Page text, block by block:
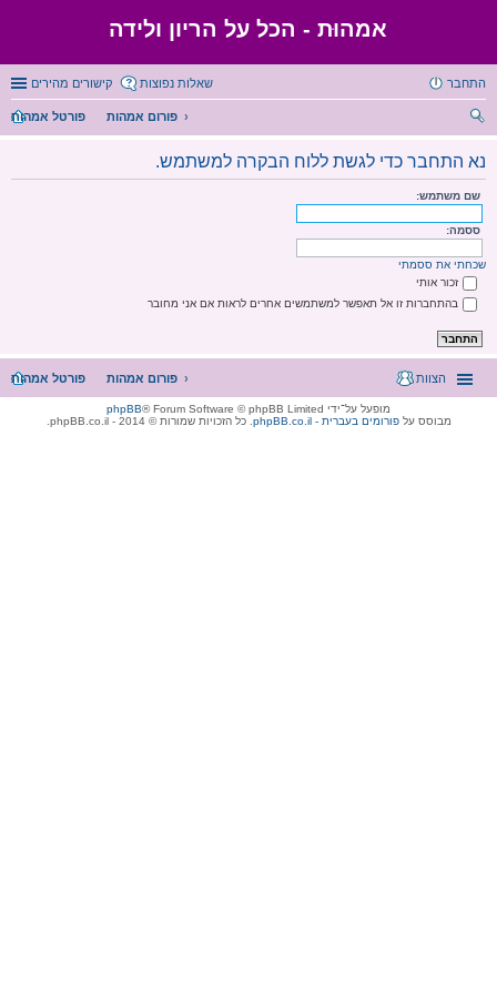
אמהוּת - הכל על הריון ולידה
קישורים מהירים שאלות נפוצות התחבר
פורטל אמהות
פורום אמהות
ש
נא התחבר כדי לגשת ללוח הבקרה למשתמש.
שם משתמש:
ססמה:
שכחתי את ססמתי
זכור אותי
בהתחברות זו אל תאפשר למשתמשים אחרים לראות אם אני מחובר
פורטל אמהות פורום אמהות הצוות
מופעל על־ידי phpBB® Forum Software © phpBB Limited
מבוסס עלphpBB.co.il - פורומים בעברית . כל הזכויות שמורות © 2014 - phpBB.co.il.